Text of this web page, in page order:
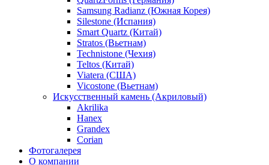
Samsung Radianz (Южная Корея)
Silestone (Испания)
Smart Quartz (Китай)
Stratos (Вьетнам)
Technistone (Чехия)
Teltos (Китай)
Viatera (США)
Vicostone (Вьетнам)
Искусственный камень (Акриловый)
Akrilika
Hanex
Grandex
Corian
Фотогалерея
О компании